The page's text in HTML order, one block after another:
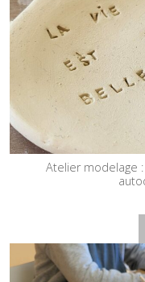
Atelier modelage